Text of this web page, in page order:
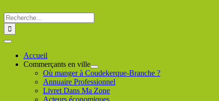
au
contenu
Rechercher
:
Toggle
NavigationAccueil
Commerçants en ville
Où manger à Coudekerque-Branche ?
Annuaire Professionnel
Livret Dans Ma Zone
Acteurs économiques